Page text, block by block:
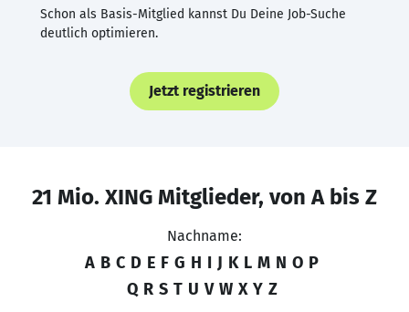
Schon als Basis-Mitglied kannst Du Deine Job-Suche
deutlich optimieren.
Jetzt registrieren
21 Mio. XING Mitglieder, von A bis Z
Nachname:
A B C D E F G H I J K L M N O P
Q R S T U V W X Y Z